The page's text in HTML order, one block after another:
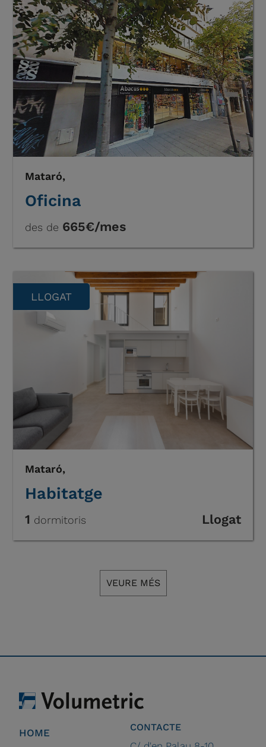
Mataró,
Oficina
des de 665€/mes
LLOGAT
Mataró,
Habitatge
1 dormitoris Llogat
VEURE MÉS
HOME CONTACTE